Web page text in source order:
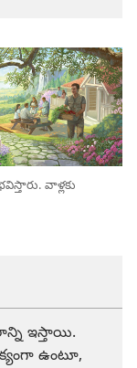
వాళ్లకు
ఇస్తాయి.
ఉంటూ,